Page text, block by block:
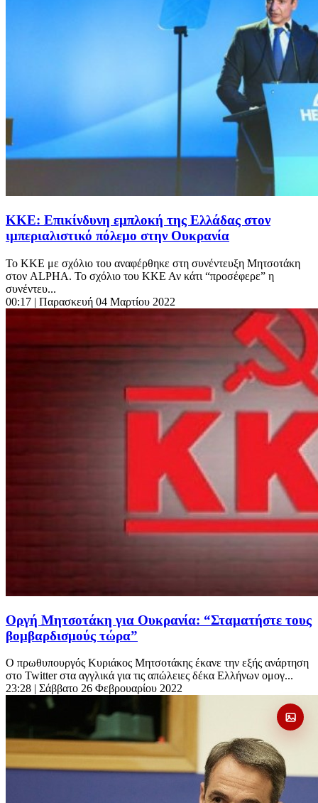
ΚΚΕ: Επικίνδυνη εμπλοκή της Ελλάδας στον
ιμπεριαλιστικό πόλεμο στην Ουκρανία
Το ΚΚΕ με σχόλιο του αναφέρθηκε στη συνέντευξη Μητσοτάκη
στον ALPHA. Το σχόλιο του ΚΚΕ Αν κάτι “προσέφερε” η
συνέντευ...
00:17 | Παρασκευή 04 Μαρτίου 2022
Οργή Μητσοτάκη για Ουκρανία: “Σταματήστε τους
βομβαρδισμούς τώρα”
Ο πρωθυπουργός Κυριάκος Μητσοτάκης έκανε την εξής ανάρτηση
στο Twitter στα αγγλικά για τις απώλειες δέκα Ελλήνων ομογ...
23:28 | Σάββατο 26 Φεβρουαρίου 2022